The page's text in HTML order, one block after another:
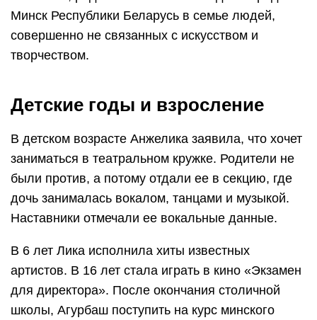
Минск Республики Беларусь в семье людей,
совершенно не связанных с искусством и
творчеством.
Детские годы и взросление
В детском возрасте Анжелика заявила, что хочет
заниматься в театральном кружке. Родители не
были против, а потому отдали ее в секцию, где
дочь занималась вокалом, танцами и музыкой.
Наставники отмечали ее вокальные данные.
В 6 лет Лика исполнила хиты известных
артистов. В 16 лет стала играть в кино «Экзамен
для директора». После окончания столичной
школы, Агурбаш поступить на курс минского